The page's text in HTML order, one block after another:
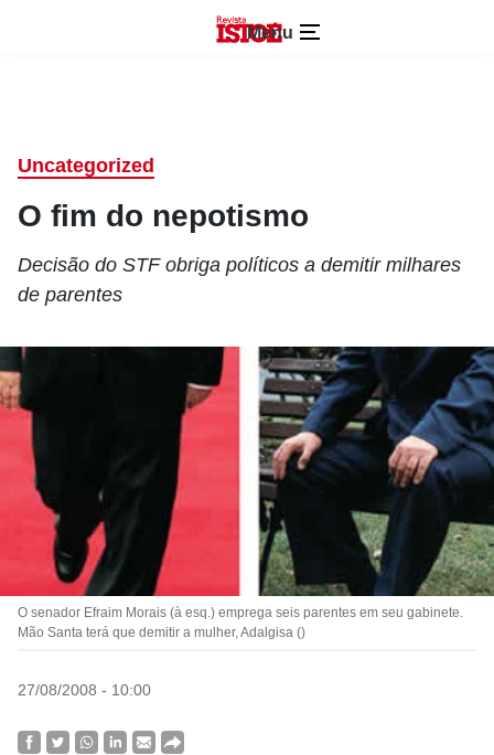
Menu
Uncategorized
O fim do nepotismo
Decisão do STF obriga políticos a demitir milhares
de parentes
O senador Efraim Morais (à esq.) emprega seis parentes em seu gabinete.
Mão Santa terá que demitir a mulher, Adalgisa ()
27/08/2008 - 10:00